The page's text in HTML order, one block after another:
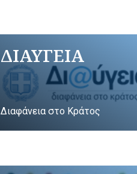
ΔΙΑΥΓΕΙΑ
Διαφάνεια στο Κράτος